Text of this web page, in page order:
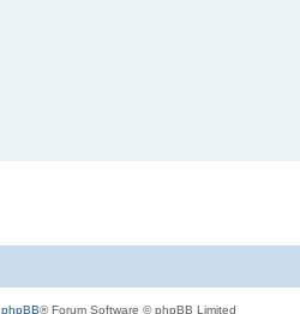
phpBB® Forum Software © phpBB Limited